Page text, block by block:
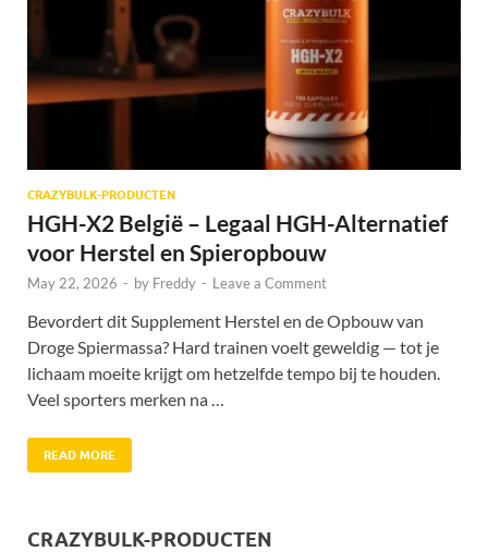
CRAZYBULK-PRODUCTEN
HGH-X2 België – Legaal HGH-Alternatief
voor Herstel en Spieropbouw
May 22, 2026 - by Freddy - Leave a Comment
Bevordert dit Supplement Herstel en de Opbouw van
Droge Spiermassa? Hard trainen voelt geweldig — tot je
lichaam moeite krijgt om hetzelfde tempo bij te houden.
Veel sporters merken na …
READ MORE
CRAZYBULK-PRODUCTEN